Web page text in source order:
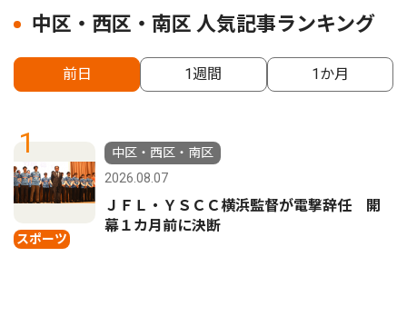
中区・西区・南区 人気記事ランキング
前日 1週間 1か月
1
スポーツ
中区・西区・南区
2026.08.07
ＪＦＬ・ＹＳＣＣ横浜監督が電撃辞任 開
幕１カ月前に決断